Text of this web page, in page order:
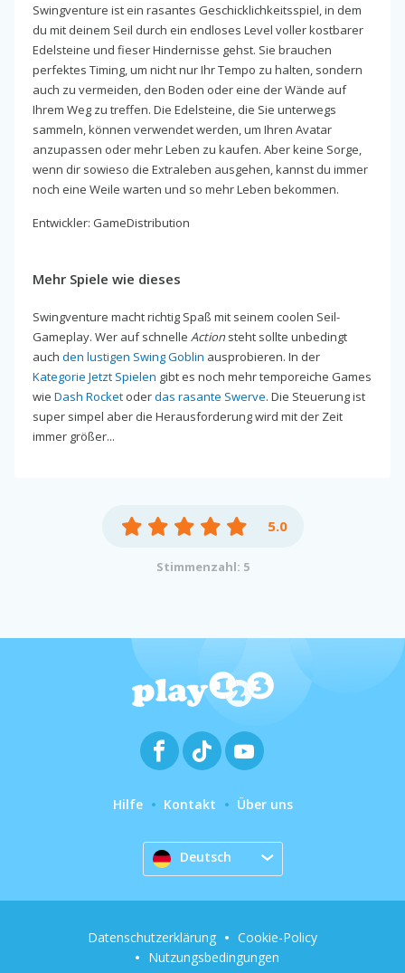
Swingventure ist ein rasantes Geschicklichkeitsspiel, in dem
du mit deinem Seil durch ein endloses Level voller kostbarer
Edelsteine ​​und fieser Hindernisse gehst. Sie brauchen
perfektes Timing, um nicht nur Ihr Tempo zu halten, sondern
auch zu vermeiden, den Boden oder eine der Wände auf
Ihrem Weg zu treffen. Die Edelsteine, die Sie unterwegs
sammeln, können verwendet werden, um Ihren Avatar
anzupassen oder mehr Leben zu kaufen. Aber keine Sorge,
wenn dir sowieso die Extraleben ausgehen, kannst du immer
noch eine Weile warten und so mehr Leben bekommen.
Entwickler: GameDistribution
Mehr Spiele wie dieses
Swingventure macht richtig Spaß mit seinem coolen Seil-
Gameplay. Wer auf schnelle Actionsteht sollte unbedingt
auch den lustigen Swing Goblin ausprobieren. In der
Kategorie Jetzt Spielen gibt es noch mehr temporeiche Games
wie Dash Rocket oderdas rasante Swerve. Die Steuerung ist
super simpel aber die Herausforderung wird mit der Zeit
immer größer...
5.0
Stimmenzahl: 5
Hilfe Kontakt Über uns
Deutsch
Datenschutzerklärung
Cookie-Policy
Nutzungsbedingungen